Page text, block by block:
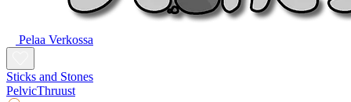
Pelaa Verkossa
Sticks and Stones
PelvicThruust